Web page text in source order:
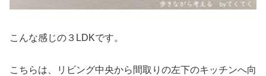
こんな感じの３LDKです。
こちらは、リビング中央から間取りの左下のキッチンへ向